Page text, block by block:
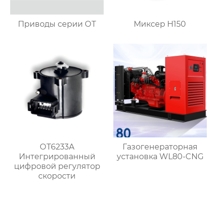
Приводы серии ОТ Миксер H150
ОТ6233А
Интегрированный
цифровой регулятор
скорости
Газогенераторная
установка WL80-CNG